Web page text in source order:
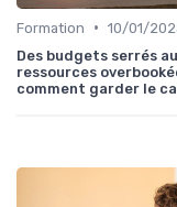
Formation • 10/01/
Des budgets serrés
ressources
comment garder le